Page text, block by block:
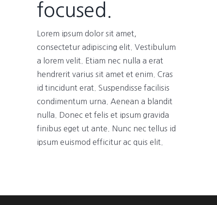
focused.
Lorem ipsum dolor sit amet,
consectetur adipiscing elit. Vestibulum
a lorem velit. Etiam nec nulla a erat
hendrerit varius sit amet et enim. Cras
id tincidunt erat. Suspendisse facilisis
condimentum urna. Aenean a blandit
nulla. Donec et felis et ipsum gravida
finibus eget ut ante. Nunc nec tellus id
ipsum euismod efficitur ac quis elit.